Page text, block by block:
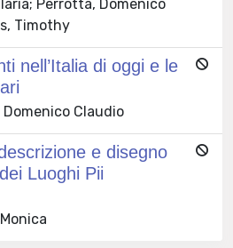
Perrotta, Domenico
Timothy
nell’Italia di oggi e le
Claudio
e disegno
Luoghi Pii